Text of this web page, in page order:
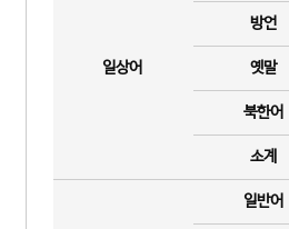
일상어
방언
옛말
북한어
소계
일반어